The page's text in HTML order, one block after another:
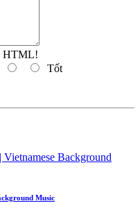
HTML!
Tốt
Music